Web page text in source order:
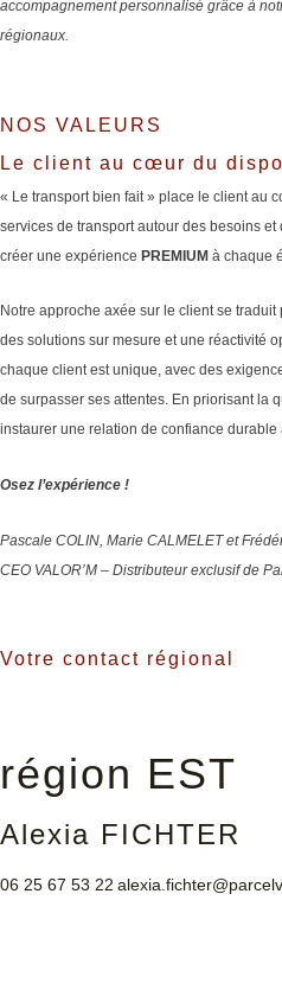
accompagnement personnalisé grâce à
régionaux.
NOS VALEURS
Le client au cœur du
« Le transport bien fait » place le client au
services de transport autour des besoins
créer une expérience PREMIUM à chaque
Notre approche axée sur le client se
des solutions sur mesure et une réactivité
chaque client est unique, avec des
de surpasser ses attentes. En priorisant la
instaurer une relation de confiance durable
Osez l’expérience !
Pascale COLIN, Marie CALMELET et
CEO VALOR’M – Distributeur exclusif de
Votre contact régional
région EST
Alexia FICHTER
06 25 67 53 22